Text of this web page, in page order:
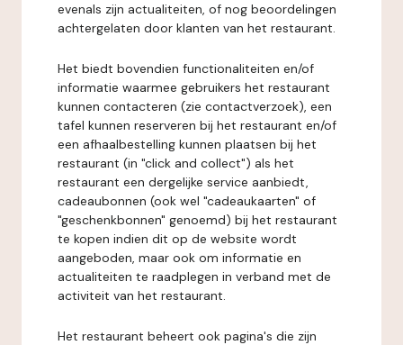
evenals zijn actualiteiten, of nog beoordelingen
achtergelaten door klanten van het restaurant.
Het biedt bovendien functionaliteiten en/of
informatie waarmee gebruikers het restaurant
kunnen contacteren (zie contactverzoek), een
tafel kunnen reserveren bij het restaurant en/of
een afhaalbestelling kunnen plaatsen bij het
restaurant (in "click and collect") als het
restaurant een dergelijke service aanbiedt,
cadeaubonnen (ook wel "cadeaukaarten" of
"geschenkbonnen" genoemd) bij het restaurant
te kopen indien dit op de website wordt
aangeboden, maar ook om informatie en
actualiteiten te raadplegen in verband met de
activiteit van het restaurant.
Het restaurant beheert ook pagina's die zijn